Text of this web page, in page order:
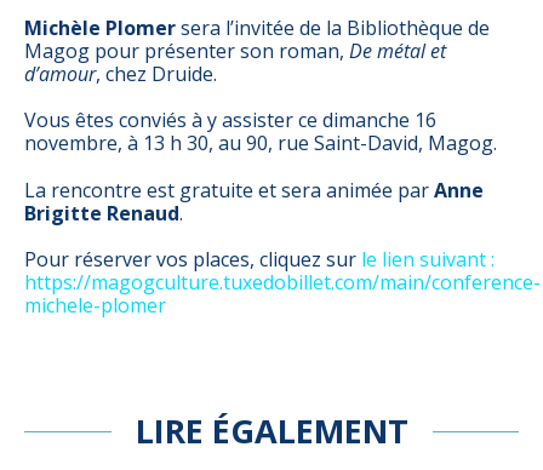
Michèle Plomersera l’invitée de la Bibliothèque de
Magog pour présenter son roman, De métal et
d’amour, chez Druide.
Vous êtes conviés à y assister ce dimanche 16
novembre, à 13 h 30, au 90, rue Saint-David, Magog.
La rencontre est gratuite et sera animée parAnne
Brigitte Renaud.
Pour réserver vos places, cliquez sur le lien suivant :
https://magogculture.tuxedobillet.com/main/conference-
michele-plomer
LIRE ÉGALEMENT